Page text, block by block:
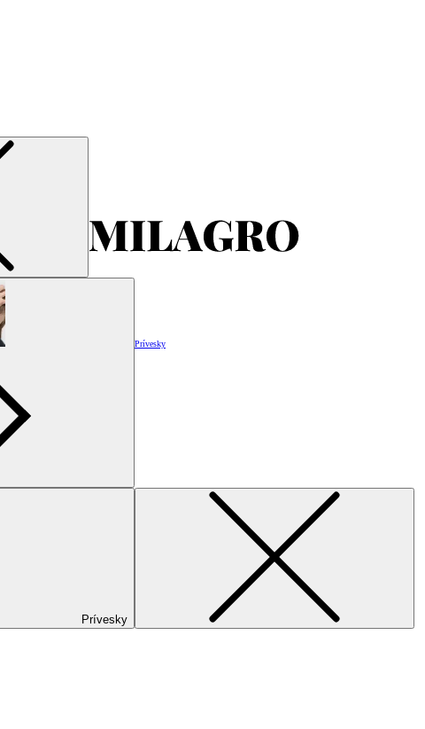
Prívesky
Prívesky